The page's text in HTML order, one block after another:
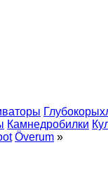
Камнедробилки
Överum »